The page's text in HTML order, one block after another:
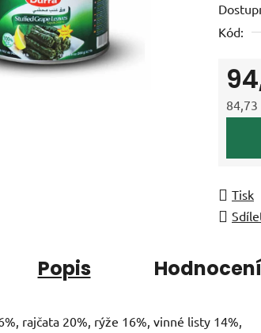
je
0,0
Kód:
84,73
Tisk
Popis Hodnocení
rajčata 20%, rýže 16%, vinné listy 14%,